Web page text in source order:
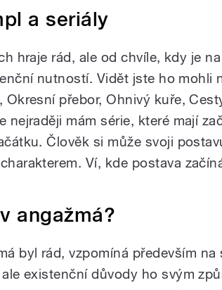
a seriály
hraje rád, ale od chvíle, kdy je
nutností. Vidět jste ho mohli
Okresní přebor, Ohnivý kuře,
nejraději mám série, které mají
Člověk si může svoji
Ví, kde postava
angažmá?
byl rád, vzpomíná především na
existenční důvody ho svým